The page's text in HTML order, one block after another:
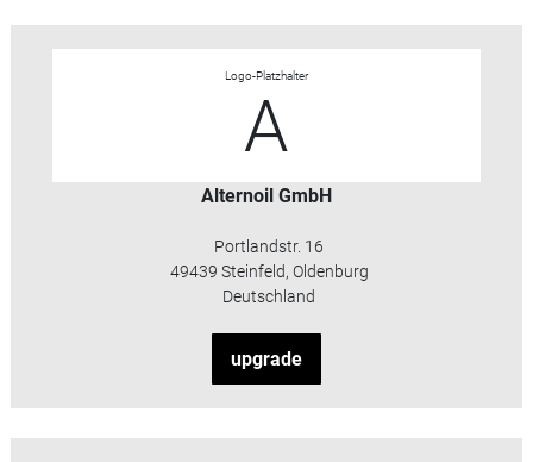
Logo-Platzhalter
A
Alternoil GmbH
Portlandstr. 16
49439 Steinfeld, Oldenburg
Deutschland
upgrade